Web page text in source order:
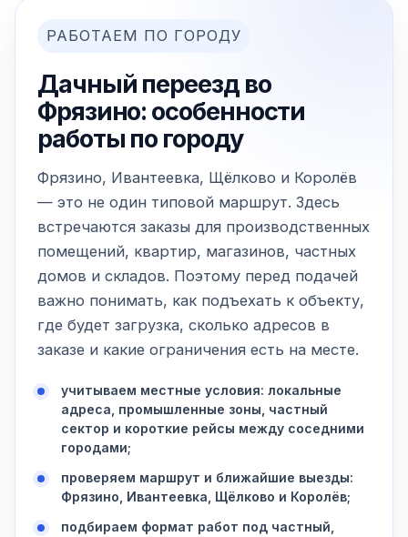
РАБОТАЕМ ПО ГОРОДУ
Дачный переезд во
Фрязино: особенности
работы по городу
Фрязино, Ивантеевка, Щёлково и Королёв
— это не один типовой маршрут. Здесь
встречаются заказы для производственных
помещений, квартир, магазинов, частных
домов и складов. Поэтому перед подачей
важно понимать, как подъехать к объекту,
где будет загрузка, сколько адресов в
заказе и какие ограничения есть на месте.
учитываем местные условия: локальные
адреса, промышленные зоны, частный
сектор и короткие рейсы между соседними
городами;
проверяем маршрут и ближайшие выезды:
Фрязино, Ивантеевка, Щёлково и Королёв;
подбираем формат работ под частный,